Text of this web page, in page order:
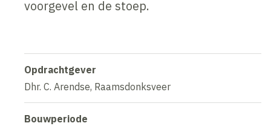
voorgevel en de stoep.
Opdrachtgever
Dhr. C. Arendse, Raamsdonksveer
Bouwperiode